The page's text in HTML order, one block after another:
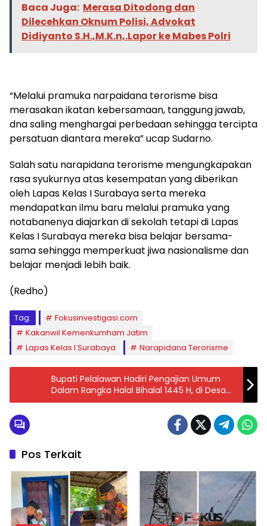
Baca Juga: Merasa Ditodong dan
Dilecehkan Oknum Polisi, Advokat
Didiyanto S.H.,M.K.n,.Lapor ke Mabes Polri
“Melalui pramuka narpaidana terorisme bisa
merasakan ikatan kebersamaan, tanggung jawab,
dna saling menghargai perbedaan sehingga tercipta
persatuan diantara mereka” ucap Sudarno.
Salah satu narapidana terorisme mengungkapakan
rasa syukurnya atas kesempatan yang diberikan
oleh Lapas Kelas I Surabaya serta mereka
mendapatkan ilmu baru melalui pramuka yang
notabanenya diajarkan di sekolah tetapi di Lapas
Kelas I Surabaya mereka bisa belajar bersama-
sama sehingga memperkuat jiwa nasionalisme dan
belajar menjadi lebih baik.
(Redho)
Tag:
Fokusinvestigasi.com
Kakanwil Kemenkumham Jatim
Lapas Kelas I Surabaya
Narapidana Terorisme
Bupati Pelalawan Hadiri Pengajian Umum
Dalam Rangka Halal Bihalal 1445 H, di Desa
Trimulya Jaya Kecamatan Ukui
Pos Terkait